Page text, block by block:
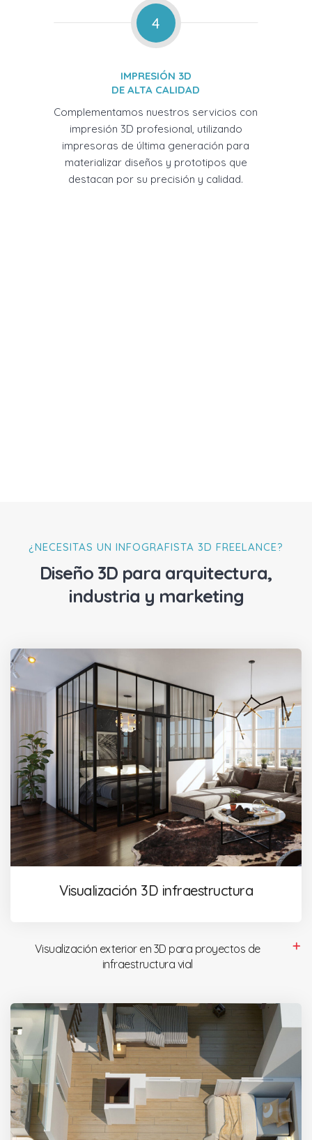
4
IMPRESIÓN 3D
DE ALTA CALIDAD
Complementamos nuestros servicios con
impresión 3D profesional, utilizando
impresoras de última generación para
materializar diseños y prototipos que
destacan por su precisión y calidad.
¿NECESITAS UN INFOGRAFISTA 3D FREELANCE?
Diseño 3D para arquitectura,
industria y marketing
Visualización 3D infraestructura
Visualización exterior en 3D para proyectos de
infraestructura vial